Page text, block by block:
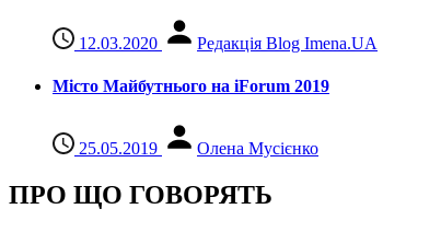
12.03.2020 Редакція Blog Imena.UA
Місто Майбутнього на iForum 2019
25.05.2019 Олена Мусієнко
ПРО ЩО ГОВОРЯТЬ